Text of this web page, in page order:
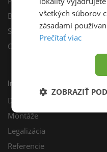
Blog
Sprievodca výberom
Odporúčací program
Inštalácie
Dotácie
Montáže
Legalizácia
Referencie
všetkých súborov
zásadami
Prečítať viac
ZOBRAZIŤ